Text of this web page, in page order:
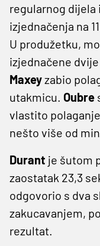
regularnog dijela
izjednačenja na
U produžetku,
izjednačene
Maxeyzabio
utakmicu. Oubre
vlastito
nešto više od
Durant je šutom
zaostatak 23,3
odgovorio s dva
zakucavanjem,
rezultat.